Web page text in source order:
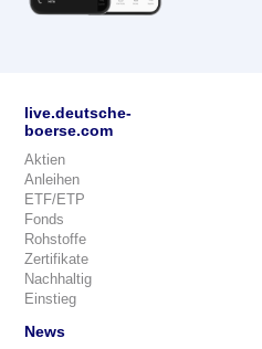
live.deutsche-
boerse.com
Aktien
Anleihen
ETF/ETP
Fonds
Rohstoffe
Zertifikate
Nachhaltig
Einstieg
News